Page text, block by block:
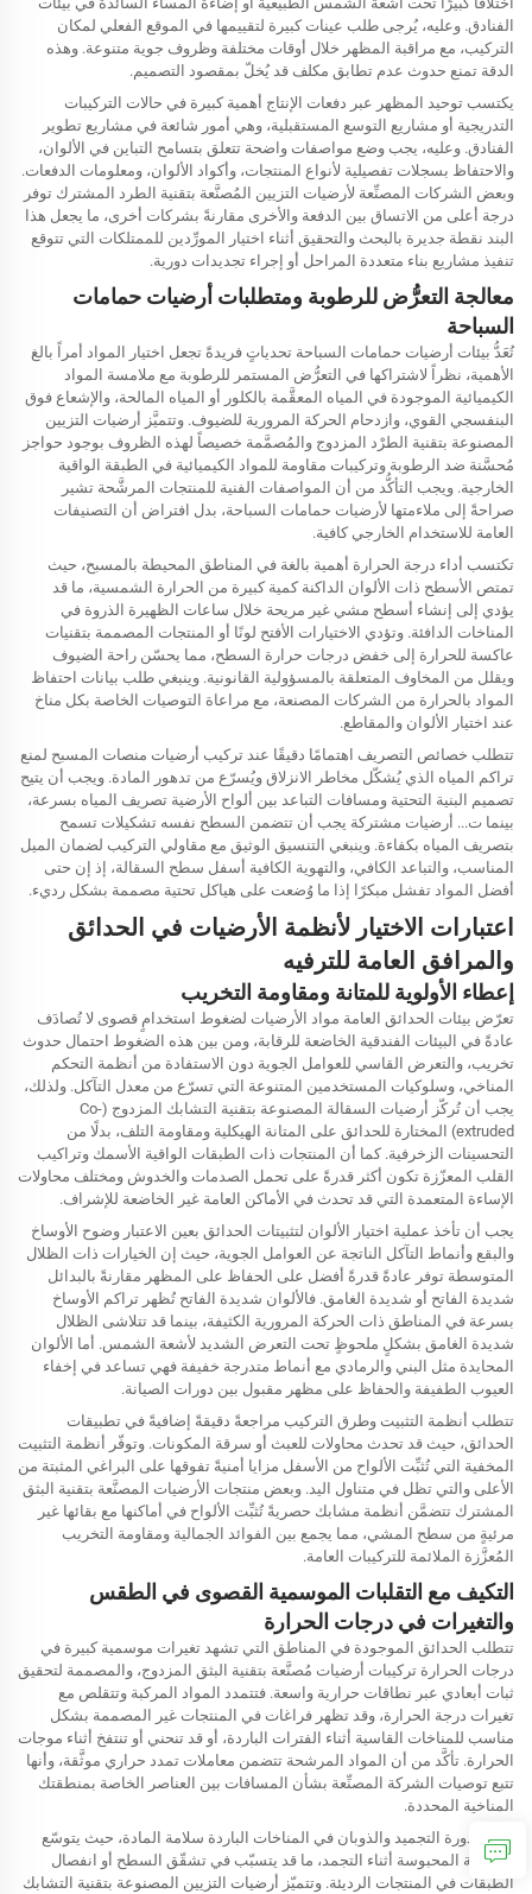
الفنادق. وعليه، يُرجى طلب عينات كبيرة لتقييمها في الموقع الفعلي لمكان
التركيب، مع مراقبة المظهر خلال أوقات مختلفة وظروف جوية متنوعة. وهذه
الدقة تمنع حدوث عدم تطابق مكلف قد يُخلّ بمقصود التصميم.
يكتسب توحيد المظهر عبر دفعات الإنتاج أهمية كبيرة في حالات التركيبات
التدريجية أو مشاريع التوسع المستقبلية، وهي أمور شائعة في مشاريع تطوير
الفنادق. وعليه، يجب وضع مواصفات واضحة تتعلق بتسامح التباين في الألوان،
والاحتفاظ بسجلات تفصيلية لأنواع المنتجات، وأكواد الألوان، ومعلومات الدفعات.
وبعض الشركات المصنِّعة لأرضيات التزيين المُصنَّعة بتقنية الطرد المشترك توفر
درجة أعلى من الاتساق بين الدفعة والأخرى مقارنةً بشركات أخرى، ما يجعل هذا
البند نقطة جديرة بالبحث والتحقيق أثناء اختيار المورِّدين للممتلكات التي تتوقع
تنفيذ مشاريع بناء متعددة المراحل أو إجراء تجديدات دورية.
معالجة التعرُّض للرطوبة ومتطلبات أرضيات حمامات
السباحة
تُعَدُّ بيئات أرضيات حمامات السباحة تحدياتٍ فريدةً تجعل اختيار المواد أمراً بالغ
الأهمية، نظراً لاشتراكها في التعرُّض المستمر للرطوبة مع ملامسة المواد
الكيميائية الموجودة في المياه المعقَّمة بالكلور أو المياه المالحة، والإشعاع فوق
البنفسجي القوي، وازدحام الحركة المرورية للضيوف. وتتميَّز أرضيات التزيين
المصنوعة بتقنية الطرْد المزدوج والمُصمَّمة خصيصاً لهذه الظروف بوجود حواجز
مُحسَّنة ضد الرطوبة وتركيبات مقاومة للمواد الكيميائية في الطبقة الواقية
الخارجية. ويجب التأكُّد من أن المواصفات الفنية للمنتجات المرشَّحة تشير
صراحةً إلى ملاءمتها لأرضيات حمامات السباحة، بدل افتراض أن التصنيفات
العامة للاستخدام الخارجي كافية.
تكتسب أداء درجة الحرارة أهمية بالغة في المناطق المحيطة بالمسبح، حيث
تمتص الأسطح ذات الألوان الداكنة كمية كبيرة من الحرارة الشمسية، ما قد
يؤدي إلى إنشاء أسطح مشي غير مريحة خلال ساعات الظهيرة الذروة في
المناخات الدافئة. وتؤدي الاختيارات الأفتح لونًا أو المنتجات المصممة بتقنيات
عاكسة للحرارة إلى خفض درجات حرارة السطح، مما يحسّن راحة الضيوف
ويقلل من المخاوف المتعلقة بالمسؤولية القانونية. وينبغي طلب بيانات احتفاظ
المواد بالحرارة من الشركات المصنعة، مع مراعاة التوصيات الخاصة بكل مناخ
عند اختيار الألوان والمقاطع.
تتطلب خصائص التصريف اهتمامًا دقيقًا عند تركيب أرضيات منصات المسبح لمنع
تراكم المياه الذي يُشكّل مخاطر الانزلاق ويُسرّع من تدهور المادة. ويجب أن يتيح
تصميم البنية التحتية ومسافات التباعد بين ألواح الأرضية تصريف المياه بسرعة،
بينما ت... أرضيات مشتركة يجب أن تتضمن السطح نفسه تشكيلات تسمح
بتصريف المياه بكفاءة. وينبغي التنسيق الوثيق مع مقاولي التركيب لضمان الميل
المناسب، والتباعد الكافي، والتهوية الكافية أسفل سطح السقالة، إذ إن حتى
أفضل المواد تفشل مبكرًا إذا ما وُضعت على هياكل تحتية مصممة بشكل رديء.
اعتبارات الاختيار لأنظمة الأرضيات في الحدائق
والمرافق العامة للترفيه
إعطاء الأولوية للمتانة ومقاومة التخريب
تعرّض بيئات الحدائق العامة مواد الأرضيات لضغوط استخدامٍ قصوى لا تُصادَف
عادةً في البيئات الفندقية الخاضعة للرقابة، ومن بين هذه الضغوط احتمال حدوث
تخريب، والتعرض القاسي للعوامل الجوية دون الاستفادة من أنظمة التحكم
المناخي، وسلوكيات المستخدمين المتنوعة التي تسرّع من معدل التآكل. ولذلك،
يجب أن تُركّز أرضيات السقالة المصنوعة بتقنية التشابك المزدوج (Co-
extruded) المختارة للحدائق على المتانة الهيكلية ومقاومة التلف، بدلًا من
التحسينات الزخرفية. كما أن المنتجات ذات الطبقات الواقية الأسمك وتراكيب
القلب المعزّزة تكون أكثر قدرةً على تحمل الصدمات والخدوش ومختلف محاولات
الإساءة المتعمدة التي قد تحدث في الأماكن العامة غير الخاضعة للإشراف.
يجب أن تأخذ عملية اختيار الألوان لتثبيتات الحدائق بعين الاعتبار وضوح الأوساخ
والبقع وأنماط التآكل الناتجة عن العوامل الجوية، حيث إن الخيارات ذات الظلال
المتوسطة توفر عادةً قدرةً أفضل على الحفاظ على المظهر مقارنةً بالبدائل
شديدة الفاتح أو شديدة الغامق. فالألوان شديدة الفاتح تُظهر تراكم الأوساخ
بسرعة في المناطق ذات الحركة المرورية الكثيفة، بينما قد تتلاشى الظلال
شديدة الغامق بشكلٍ ملحوظٍ تحت التعرض الشديد لأشعة الشمس. أما الألوان
المحايدة مثل البني والرمادي مع أنماط متدرجة خفيفة فهي تساعد في إخفاء
العيوب الطفيفة والحفاظ على مظهر مقبول بين دورات الصيانة.
تتطلب أنظمة التثبيت وطرق التركيب مراجعةً دقيقةً إضافيةً في تطبيقات
الحدائق، حيث قد تحدث محاولات للعبث أو سرقة المكونات. وتوفّر أنظمة التثبيت
المخفية التي تُثبِّت الألواح من الأسفل مزايا أمنيةً تفوقها على البراغي المثبتة من
الأعلى والتي تظل في متناول اليد. وبعض منتجات الأرضيات المصنَّعة بتقنية البثق
المشترك تتضمَّن أنظمة مشابك حصريةً تُثبِّت الألواح في أماكنها مع بقائها غير
مرئيةٍ من سطح المشي، مما يجمع بين الفوائد الجمالية ومقاومة التخريب
المُعزَّزة الملائمة للتركيبات العامة.
التكيف مع التقلبات الموسمية القصوى في الطقس
والتغيرات في درجات الحرارة
تتطلب الحدائق الموجودة في المناطق التي تشهد تغيرات موسمية كبيرة في
درجات الحرارة تركيبات أرضيات مُصنَّعة بتقنية البثق المزدوج، والمصممة لتحقيق
ثبات أبعادي عبر نطاقات حرارية واسعة. فتتمدد المواد المركبة وتتقلص مع
تغيرات درجة الحرارة، وقد تظهر فراغات في المنتجات غير المصممة بشكل
مناسب للمناخات القاسية أثناء الفترات الباردة، أو قد تنحني أو تنتفخ أثناء موجات
الحرارة. تأكَّد من أن المواد المرشحة تتضمن معاملات تمدد حراري موثَّقة، وأنها
تتبع توصيات الشركة المصنِّعة بشأن المسافات بين العناصر الخاصة بمنطقتك
المناخية المحددة.
تُجرّب دورة التجميد والذوبان في المناخات الباردة سلامة المادة، حيث يتوسّع
الرطوبة المحبوسة أثناء التجمد، ما قد يتسبّب في تشقّق السطح أو انفصال
الطبقات في المنتجات الرديئة. وتتميّز أرضيات التزيين المصنوعة بتقنية التشابك